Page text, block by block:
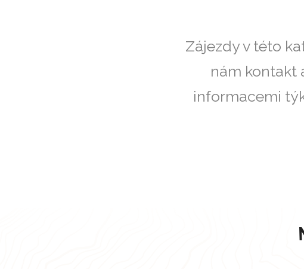
Zájezdy v této
nám kontakt
informacemi